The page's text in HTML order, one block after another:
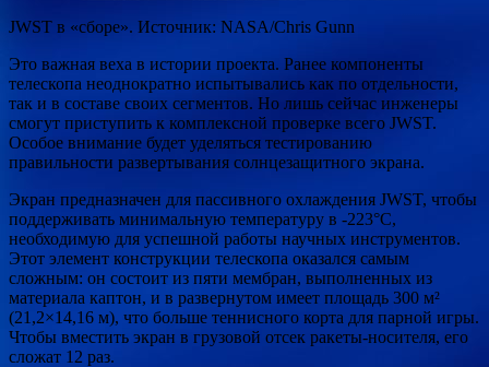
JWST в «сборе». Источник: NASA/Chris Gunn
Это важная веха в истории проекта. Ранее компоненты
телескопа неоднократно испытывались как по отдельности,
так и в составе своих сегментов. Но лишь сейчас инженеры
смогут приступить к комплексной проверке всего JWST.
Особое внимание будет уделяться тестированию
правильности развертывания солнцезащитного экрана.
Экран предназначен для пассивного охлаждения JWST, чтобы
поддерживать минимальную температуру в -223°C,
необходимую для успешной работы научных инструментов.
Этот элемент конструкции телескопа оказался самым
сложным: он состоит из пяти мембран, выполненных из
материала каптон, и в развернутом имеет площадь 300 м²
(21,2×14,16 м), что больше теннисного корта для парной игры.
Чтобы вместить экран в грузовой отсек ракеты-носителя, его
сложат 12 раз.